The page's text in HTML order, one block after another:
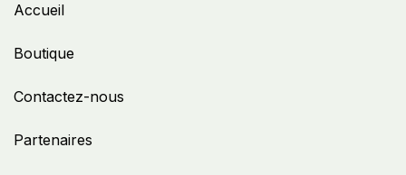
Accueil
Boutique
Contactez-nous
Partenaires